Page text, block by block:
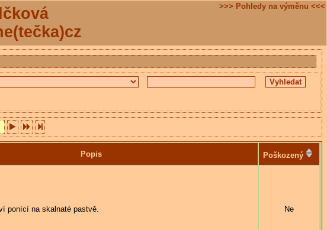
>>> Pohledy na výměnu <<<
Popis Poškozený
ponící na skalnaté pastvě. Ne